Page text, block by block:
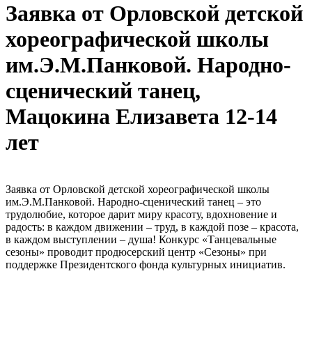
Заявка от Орловской детской
хореографической школы
им.Э.М.Панковой. Народно-
сценический танец,
Мацокина Елизавета 12-14
лет
Заявка от Орловской детской хореографической школы
им.Э.М.Панковой. Народно-сценический танец – это
трудолюбие, которое дарит миру красоту, вдохновение и
радость: в каждом движении – труд, в каждой позе – красота,
в каждом выступлении – душа! Конкурс «Танцевальные
сезоны» проводит продюсерский центр «Сезоны» при
поддержке Президентского фонда культурных инициатив.